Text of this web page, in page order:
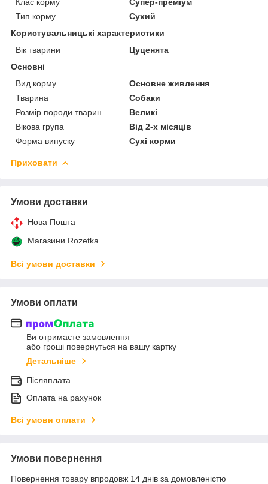
Тип корму
Сухий
Користувальницькі характеристики
Вік тварини
Цуценята
Основні
Вид корму
Основне живлення
Тварина
Собаки
Розмір породи тварин
Великі
Вікова група
Від 2-х місяців
Форма випуску
Сухі корми
Приховати
Умови доставки
Нова Пошта
Магазини Rozetka
Всі умови доставки
Умови оплати
Ви отримаєте замовлення
або гроші повернуться на вашу картку
Детальніше
Післяплата
Оплата на рахунок
Всі умови оплати
Умови повернення
Повернення товару впродовж 14 днів за домовленістю